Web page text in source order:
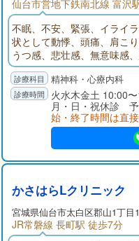
仙台市営地下鉄南北線 富沢
不眠、不安、緊張、イライ
状として動悸、頭痛、肩こ
うつ感、悲壮感、無意味感
を引き起こす原因ともなり
ず当院を一つの相談や解決
っていますので、どうぞお
精神科・心療内科
火水木金土 10:00
月・日・祝休診
始・終了時間は直
かさはらLクリニック
宮城県仙台市太白区郡山1丁目
JR常磐線 長町駅 徒歩7分